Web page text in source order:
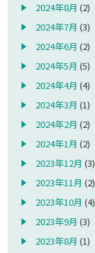
2024年8月 (2)
2024年7月 (3)
2024年6月 (2)
2024年5月 (5)
2024年4月 (4)
2024年3月 (1)
2024年2月 (2)
2024年1月 (2)
2023年12月 (3)
2023年11月 (2)
2023年10月 (4)
2023年9月 (3)
2023年8月 (1)